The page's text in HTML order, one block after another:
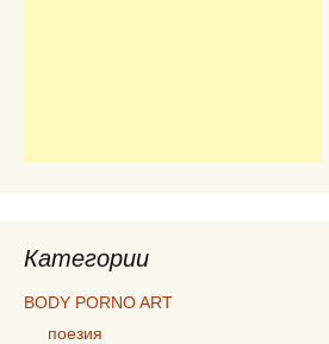
Категории
BODY PORNO ART
поезия